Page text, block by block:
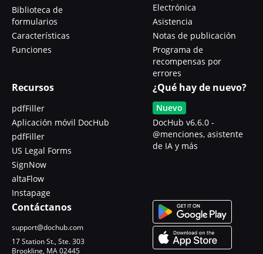
Biblioteca de
formularios
Características
Funciones
Electrónica
Asistencia
Notas de publicación
Programa de
recompensas por
errores
Recursos
pdfFiller
Aplicación móvil DocHub
pdfFiller
US Legal Forms
SignNow
altaFlow
Instapage
¿Qué hay de nuevo?
Nuevo
DocHub v6.6.0 -
@menciones, asistente
de IA y más
Contáctanos
support@dochub.com
17 Station St., Ste. 303
Brookline, MA 02445